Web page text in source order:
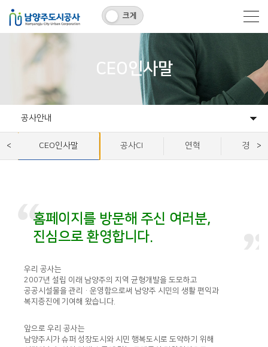
크게
CEO인사말
공사안내
공사안내
윤리경영
홍보마당
사회공헌
관내기관CEO인사말 공사CI 연혁 경영방
홈페이지를 방문해 주신 여러분,
진심으로 환영합니다.
우리 공사는
2007년 설립 이래 남양주의 지역 균형개발을 도모하고
공공시설물을 관리·운영함으로써 남양주 시민의 생활 편익과
복지증진에 기여해 왔습니다.
앞으로 우리 공사는
남양주시가 슈퍼 성장도시와 시민 행복도시로 도약하기 위해